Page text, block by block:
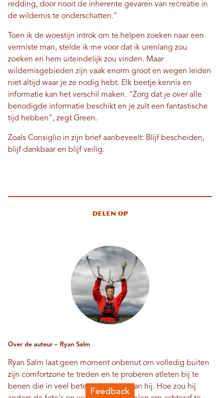
redding, door nooit de inherente gevaren van recreatie in
de wildernis te onderschatten."
Toen ik de woestijn introk om te helpen zoeken naar een
vermiste man, stelde ik me voor dat ik urenlang zou
zoeken en hem uiteindelijk zou vinden. Maar
wildernisgebieden zijn vaak enorm groot en wegen leiden
niet altijd waar je ze nodig hebt. Elk beetje kennis en
informatie kan het verschil maken. "Zorg dat je over alle
benodigde informatie beschikt en je zult een fantastische
tijd hebben", zegt Green.
Zoals Consiglio in zijn brief aanbeveelt: Blijf bescheiden,
blijf dankbaar en blijf veilig.
Delen op
Over de auteur – Ryan Salm
Ryan Salm laat geen moment onbenut om volledig buiten
zijn comfortzone te treden en te proberen atleten bij te
benen die in veel betere vorm zijn dan hij. Hoe zou hij